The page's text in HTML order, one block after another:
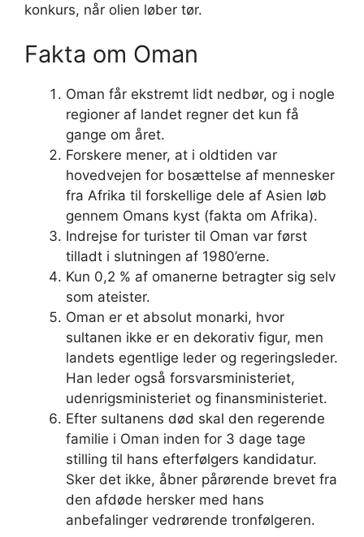
konkurs, når olien løber tør.
Fakta om Oman
Oman får ekstremt lidt nedbør, og i nogle
regioner af landet regner det kun få
gange om året.
Forskere mener, at i oldtiden var
hovedvejen for bosættelse af mennesker
fra Afrika til forskellige dele af Asien løb
gennem Omans kyst (fakta om Afrika).
Indrejse for turister til Oman var først
tilladt i slutningen af ​​1980’erne.
Kun 0,2 % af omanerne betragter sig selv
som ateister.
Oman er et absolut monarki, hvor
sultanen ikke er en dekorativ figur, men
landets egentlige leder og regeringsleder.
Han leder også forsvarsministeriet,
udenrigsministeriet og finansministeriet.
Efter sultanens død skal den regerende
familie i Oman inden for 3 dage tage
stilling til hans efterfølgers kandidatur.
Sker det ikke, åbner pårørende brevet fra
den afdøde hersker med hans
anbefalinger vedrørende tronfølgeren.